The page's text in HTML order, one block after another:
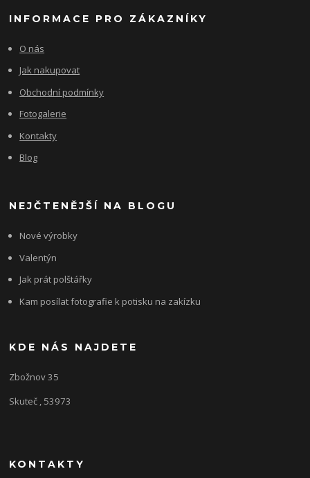
INFORMACE PRO ZÁKAZNÍKY
O nás
Jak nakupovat
Obchodní podmínky
Fotogalerie
Kontakty
Blog
NEJČTENĚJŠÍ NA BLOGU
Nové výrobky
Valentýn
Jak prát polštářky
Kam posílat fotografie k potisku na zakízku
KDE NÁS NAJDETE
Zbožnov 35
Skuteč , 53973
KONTAKTY